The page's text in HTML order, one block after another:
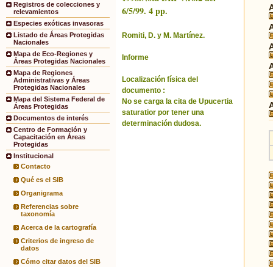
Registros de colecciones y
relevamientos
Especies exóticas invasoras
Listado de Áreas Protegidas
Nacionales
Mapa de Eco-Regiones y
Áreas Protegidas Nacionales
Mapa de Regiones
Administrativas y Áreas
Protegidas Nacionales
Mapa del Sistema Federal de
Áreas Protegidas
Documentos de interés
Centro de Formación y
Capacitación en Áreas
Protegidas
Institucional
Contacto
Qué es el SIB
Organigrama
Referencias sobre
taxonomía
Acerca de la cartografía
Criterios de ingreso de
datos
Cómo citar datos del SIB
6/5/99. 4 pp.
Romiti, D. y M. Martínez.
Informe
Localización física del
documento :
No se carga la cita de Upucertia
saturatior por tener una
determinación dudosa.